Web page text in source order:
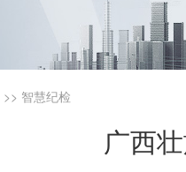
>> 智慧纪检
广西